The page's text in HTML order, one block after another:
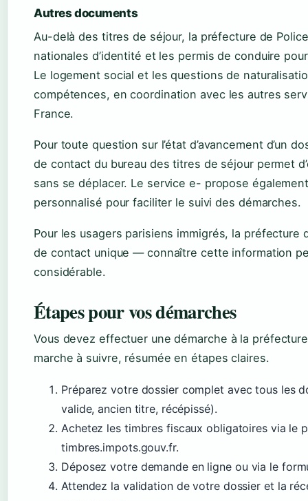
Autres documents
Au-delà des titres de séjour, la préfecture de
nationales d’identité et les permis de conduire
Le logement social et les questions de
compétences, en coordination avec les autres
France.
Pour toute question sur l’état d’avancement d’un
de contact du bureau des titres de séjour permet
sans se déplacer. Le service e- propose
personnalisé pour faciliter le suivi des démarches.
Pour les usagers parisiens immigrés, la préfecture
de contact unique — connaître cette information
considérable.
Étapes pour vos démarches
Vous devez effectuer une démarche à la
marche à suivre, résumée en étapes claires.
Préparez votre dossier complet avec tous les
valide, ancien titre, récépissé).
Achetez les timbres fiscaux obligatoires via le
timbres.impots.gouv.fr.
Déposez votre demande en ligne ou via le
Attendez la validation de votre dossier et la